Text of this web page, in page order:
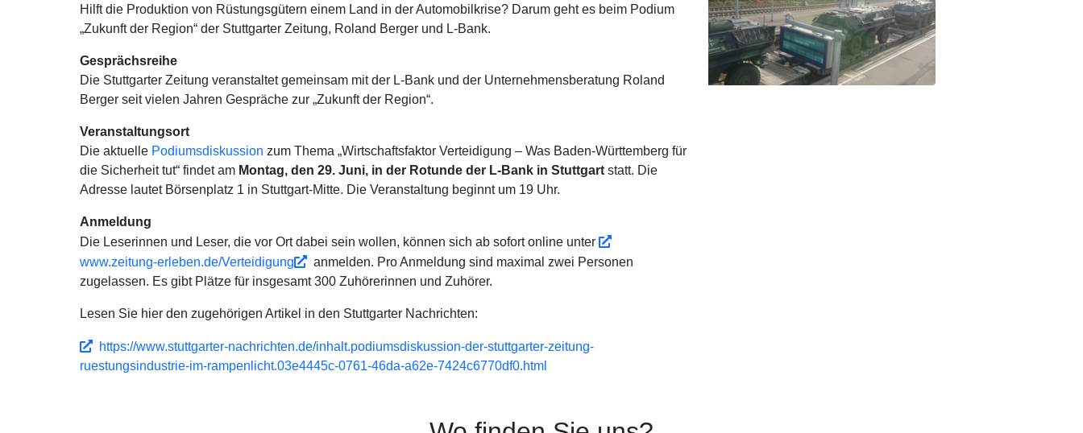
Hilft die Produktion von Rüstungsgütern einem Land in der Automobilkrise? Darum geht es beim Podium
„Zukunft der Region“ der Stuttgarter Zeitung, Roland Berger und L-Bank.
Gesprächsreihe
Die Stuttgarter Zeitung veranstaltet gemeinsam mit der L-Bank und der Unternehmensberatung Roland
Berger seit vielen Jahren Gespräche zur „Zukunft der Region“.
Veranstaltungsort
Die aktuelle Podiumsdiskussion zum Thema „Wirtschaftsfaktor Verteidigung – Was Baden-Württemberg für
die Sicherheit tut“ findet am Montag, den 29. Juni, in der Rotunde der L-Bank in Stuttgart statt. Die
Adresse lautet Börsenplatz 1 in Stuttgart-Mitte. Die Veranstaltung beginnt um 19 Uhr.
Anmeldung
Die Leserinnen und Leser, die vor Ort dabei sein wollen, können sich ab sofort online unter
www.zeitung-erleben.de/Verteidigung
anmelden. Pro Anmeldung sind maximal zwei Personen
zugelassen. Es gibt Plätze für insgesamt 300 Zuhörerinnen und Zuhörer.
Lesen Sie hier den zugehörigen Artikel in den Stuttgarter Nachrichten:
https://www.stuttgarter-nachrichten.de/inhalt.podiumsdiskussion-der-stuttgarter-zeitung-
ruestungsindustrie-im-rampenlicht.03e4445c-0761-46da-a62e-7424c6770df0.html